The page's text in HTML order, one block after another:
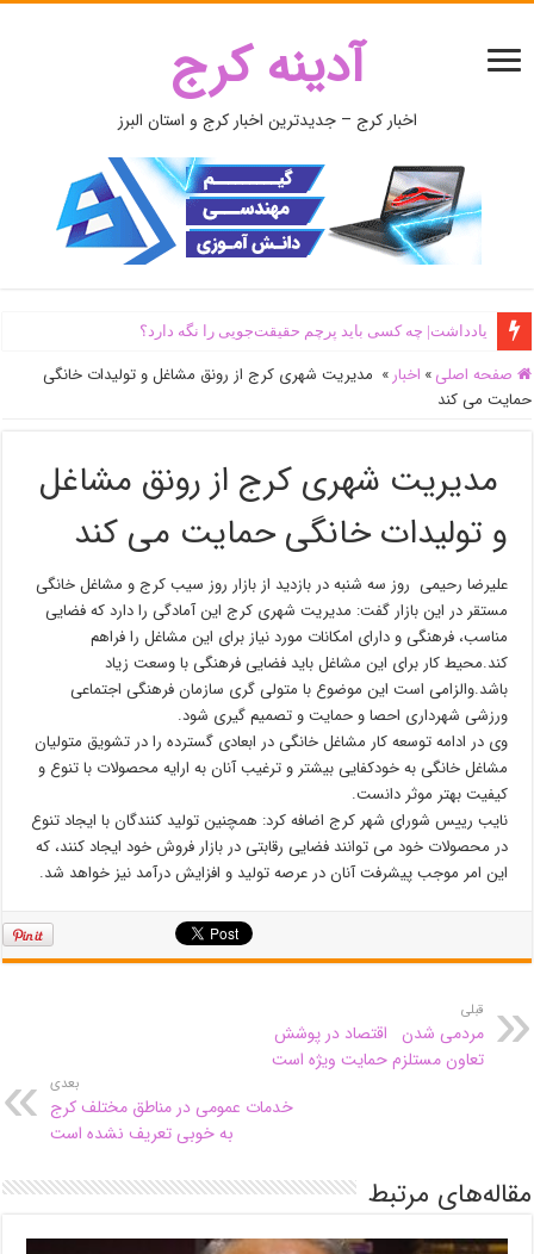
آدینه کرج
اخبار کرج – جدیدترین اخبار کرج و استان البرز
یادداشت| ‌چه کسی باید پرچم حقیقت‌جویی را نگه دارد؟
صفحه اصلی » اخبار » مدیریت شهری کرج از رونق مشاغل و تولیدات خانگی
حمایت می کند
مدیریت شهری کرج از رونق مشاغل
و تولیدات خانگی حمایت می کند
علیرضا رحیمی روز سه شنبه در بازدید از بازار روز سیب کرج و مشاغل خانگی
مستقر در این بازار گفت: مدیریت شهری کرج این آمادگی را دارد که فضایی
مناسب، فرهنگی و دارای امکانات مورد نیاز برای این مشاغل را فراهم
کند.محیط کار برای این مشاغل باید فضایی فرهنگی با وسعت زیاد
باشد.والزامی است این موضوع با متولی گری سازمان فرهنگی اجتماعی
ورزشی شهرداری احصا و حمایت و تصمیم گیری شود.
وی در ادامه توسعه کار مشاغل خانگی در ابعادی گسترده را در تشویق متولیان
مشاغل خانگی به خودکفایی بیشتر و ترغیب آنان به ارایه محصولات با تنوع و
کیفیت بهتر موثر دانست.
نایب رییس شورای شهر کرج اضافه کرد: همچنین تولید کنندگان با ایجاد تنوع
در محصولات خود می توانند فضایی رقابتی در بازار فروش خود ایجاد کنند، که
این امر موجب پیشرفت آنان در عرصه تولید و افزایش درآمد نیز خواهد شد.
قبلی
مردمی شدن اقتصاد در پوشش
تعاون مستلزم حمایت ویژه است
بعدی
خدمات عمومی در مناطق مختلف کرج
به خوبی تعریف نشده است
مقاله‌های مرتبط